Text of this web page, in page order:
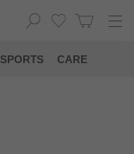
SPORTS CARE